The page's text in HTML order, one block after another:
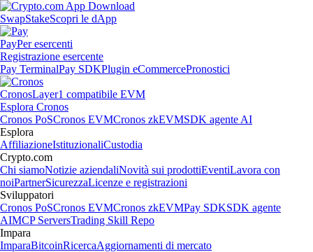
SwapStakeScopri le dApp
PayPer esercenti
Registrazione esercente
Pay TerminalPay SDKPlugin eCommercePronostici
CronosLayer1 compatibile EVM
Esplora Cronos
Cronos PoSCronos EVMCronos zkEVMSDK agente AI
Esplora
AffiliazioneIstituzionaliCustodia
Crypto.com
Chi siamoNotizie aziendaliNovità sui prodottiEventiLavora con
noiPartnerSicurezzaLicenze e registrazioni
Sviluppatori
Cronos PoSCronos EVMCronos zkEVMPay SDKSDK agente
AIMCP ServersTrading Skill Repo
Impara
ImparaBitcoinRicercaAggiornamenti di mercato